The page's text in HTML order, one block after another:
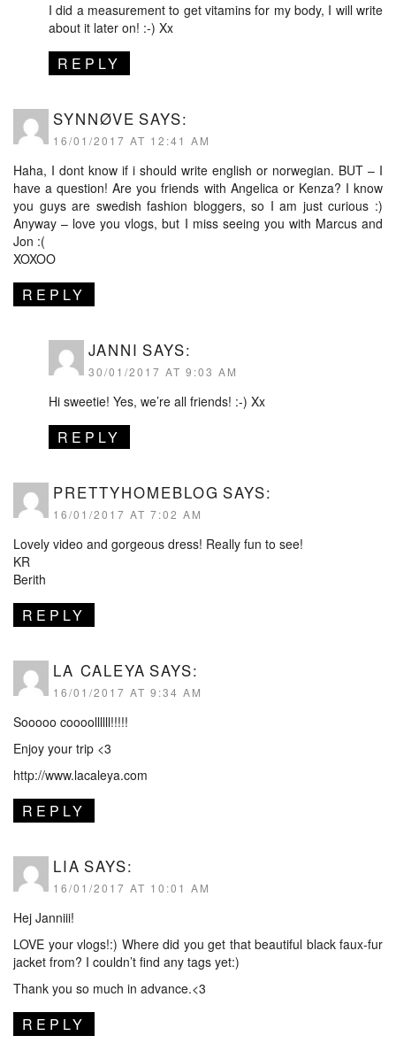
I did a measurement to get vitamins for my body, I will write
about it later on! :-) Xx
REPLY
SYNNØVE SAYS:
16/01/2017 AT 12:41 AM
Haha, I dont know if i should write english or norwegian. BUT – I
have a question! Are you friends with Angelica or Kenza? I know
you guys are swedish fashion bloggers, so I am just curious :)
Anyway – love you vlogs, but I miss seeing you with Marcus and
Jon :(
XOXOO
REPLY
JANNI SAYS:
30/01/2017 AT 9:03 AM
Hi sweetie! Yes, we’re all friends! :-) Xx
REPLY
PRETTYHOMEBLOG SAYS:
16/01/2017 AT 7:02 AM
Lovely video and gorgeous dress! Really fun to see!
KR
Berith
REPLY
LA CALEYA SAYS:
16/01/2017 AT 9:34 AM
Sooooo coooollllll!!!!!
Enjoy your trip <3
http://www.lacaleya.com
REPLY
LIA SAYS:
16/01/2017 AT 10:01 AM
Hej Janniii!
LOVE your vlogs!:) Where did you get that beautiful black faux-fur
jacket from? I couldn’t find any tags yet:)
Thank you so much in advance.<3
REPLY